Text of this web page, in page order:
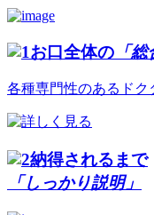
お口全体の 「
各種専門性のあるドク
納得されるまで
「しっかり説明」